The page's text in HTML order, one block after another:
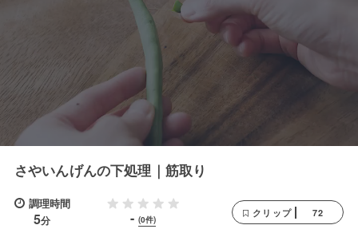
さやいんげんの下処理｜筋取り
調理時間
5分 - (0件)
クリップ 72